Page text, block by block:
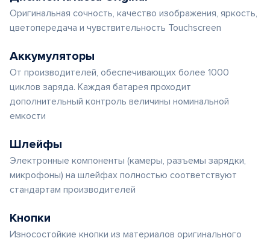
Оригинальная сочность, качество изображения, яркость,
цветопередача и чувствительность Touchscreen
Аккумуляторы
От производителей, обеспечивающих более 1000
циклов заряда. Каждая батарея проходит
дополнительный контроль величины номинальной
емкости
Шлейфы
Электронные компоненты (камеры, разъемы зарядки,
микрофоны) на шлейфах полностью соответствуют
стандартам производителей
Кнопки
Износостойкие кнопки из материалов оригинального